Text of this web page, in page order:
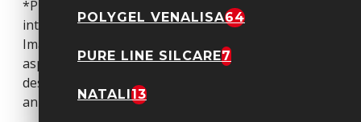
POLYGEL VENALISA64
PURE LINE SILCARE7
NATALI13
*Produsele prezentate sunt comercializate in
intensitatea culorii pot varia in functie de monitor.
Imaginile produselor prezentate pe site sunt cu titlu de
aspect etc.) de imaginile produselor livrate, acestea
descrierile prezentate pe site, acestea se pot modifica
anuntarea prealabila a utilizatorilor.